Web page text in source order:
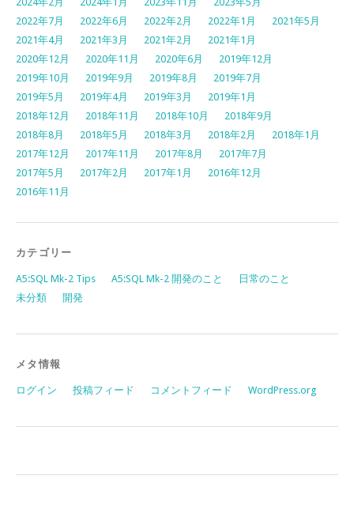
2022年7月
2022年6月 2022年2月 2022年1月
2021年5月
2021年4月
2021年3月 2021年2月
2021年1月
2020年12月
2020年11月 2020年6月
2019年12月
2019年10月
2019年9月 2019年8月
2019年7月
2019年5月
2019年4月 2019年3月
2019年1月
2018年12月
2018年11月 2018年10月
2018年9月
2018年8月
2018年5月 2018年3月 2018年2月
2018年1月
2017年12月
2017年11月 2017年8月
2017年7月
2017年5月
2017年2月 2017年1月
2016年12月
2016年11月
カテゴリー
A5:SQL Mk-2 Tips A5:SQL Mk-2 開発のこと
日常のこと
未分類
開発
メタ情報
ログイン 投稿フィード コメントフィード WordPress.org